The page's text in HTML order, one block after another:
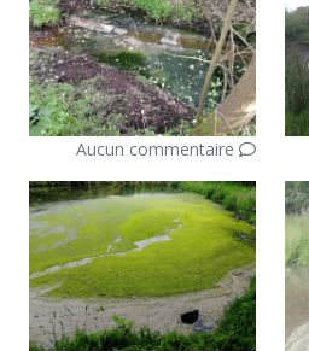
Aucun commentaire